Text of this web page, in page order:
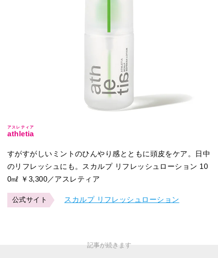
athletia
アスレティア
すがすがしいミントのひんやり感とともに頭皮をケア。日中
のリフレッシュにも。スカルプ リフレッシュローション 10
0㎖ ￥3,300／アスレティア
公式サイト スカルプ リフレッシュローション